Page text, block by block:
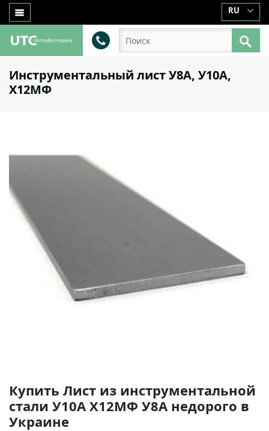
RU
Инструментальный лист У8А, У10А,
Х12МФ
Купить Лист из инструментальной
стали У10А Х12МФ У8А недорого в
Украине